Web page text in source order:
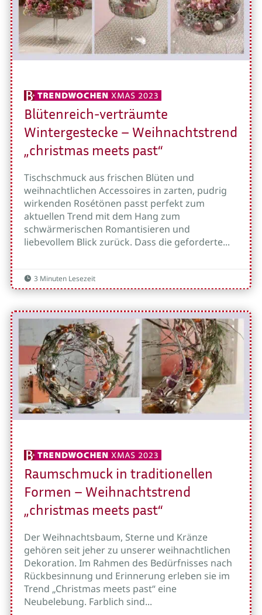
Blütenreich-verträumte
Wintergestecke – Weihnachtstrend
„christmas meets past“
Tischschmuck aus frischen Blüten und
weihnachtlichen Accessoires in zarten, pudrig
wirkenden Rosétönen passt perfekt zum
aktuellen Trend mit dem Hang zum
schwärmerischen Romantisieren und
liebevollem Blick zurück. Dass die geforderte...
 3 Minuten Lesezeit
Raumschmuck in traditionellen
Formen – Weihnachtstrend
„christmas meets past“
Der Weihnachtsbaum, Sterne und Kränze
gehören seit jeher zu unserer weihnachtlichen
Dekoration. Im Rahmen des Bedürfnisses nach
Rückbesinnung und Erinnerung erleben sie im
Trend „Christmas meets past“ eine
Neubelebung. Farblich sind...